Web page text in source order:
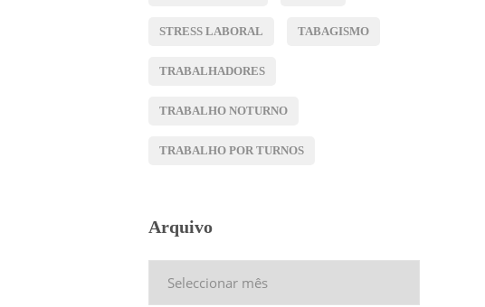
STRESS LABORAL TABAGISMO
TRABALHADORES
TRABALHO NOTURNO
TRABALHO POR TURNOS
Arquivo